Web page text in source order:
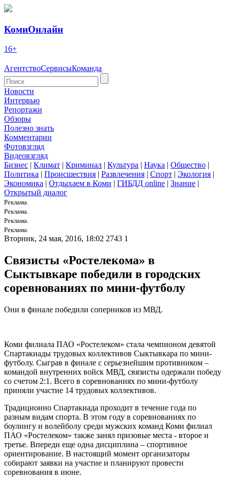
КомиОнлайн
16+
АгентствоСервисыКоманда
Новости
Интервью
Репортажи
Обзоры
Полезно знать
Комментарии
Фотовзгляд
Видеовзгляд
Бизнес | Климат | Криминал | Культура | Наука | Общество |
Политика | Происшествия | Развлечения | Спорт | Экология |
Экономика | Отдыхаем в Коми | ГИБДД online | Знание |
Открытый диалог
Реклама.
Реклама.
Реклама.
Реклама.
Вторник, 24 мая, 2016, 18:02 2743 1
Связисты «Ростелекома» в
Сыктывкаре победили в городских
соревнованиях по мини-футболу
Они в финале победили соперников из МВД.
Коми филиала ПАО «Ростелеком» стала чемпионом девятой
Спартакиады трудовых коллективов Сыктывкара по мини-
футболу. Сыграв в финале с серьезнейшим противником –
командой внутренних войск МВД, связисты одержали победу
со счетом 2:1. Всего в соревнованиях по мини-футболу
приняли участие 14 трудовых коллективов.
Традиционно Спартакиада проходит в течение года по
разным видам спорта. В этом году в соревнованиях по
боулингу и волейболу среди мужских команд Коми филиал
ПАО «Ростелеком» также занял призовые места - второе и
третье. Впереди еще одна дисциплина – спортивное
ориентирование. В настоящий момент организаторы
собирают заявки на участие и планируют провести
соревнования в июне.